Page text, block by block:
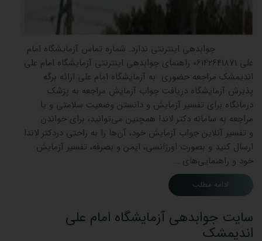
جوابدهی اینترنتی ندارد. شماره تماس آزمایشگاه امام
علی 06142641871 راهنمای جوابدهی اینترنتی آزمایشگاه امام علی
اندیمشک مراجعه حضوری به آزمایشگاه امام علی ارائه برگه
پذیرش آزمایشگاه دریافت جواب آزمایش مراجعه به پزشک
درمانگاه برای تفسیر آزمایش و دانستن وضعیت سلامتی و یا
مراجعه به سامانه دکتر لاندا همچنین می‌توانید، برای خواندن
و تفسیر آنلاین جواب آزمایش خود، آن‌ها را به راحتی دردکتر لاندا
ارسال کنید و بصورت اورژانسی، ایمن و بصرفه، تفسیر آزمایش
خود و راهنمایی‌های …
ادامه مطلب
سایت جوابدهی آزمایشگاه امام علی
اندیمشک